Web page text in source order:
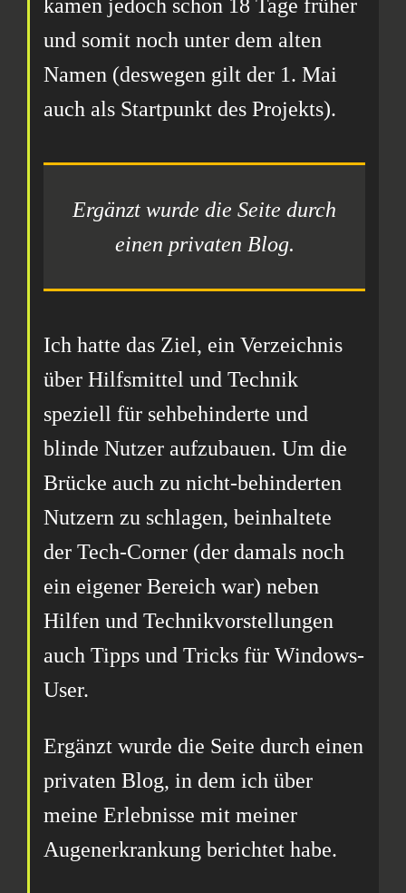
kamen jedoch schon 18 Tage früher
und somit noch unter dem alten
Namen (deswegen gilt der 1. Mai
auch als Startpunkt des Projekts).
Ergänzt wurde die Seite durch
einen privaten Blog.
Ich hatte das Ziel, ein Verzeichnis
über Hilfsmittel und Technik
speziell für sehbehinderte und
blinde Nutzer aufzubauen. Um die
Brücke auch zu nicht-behinderten
Nutzern zu schlagen, beinhaltete
der Tech-Corner (der damals noch
ein eigener Bereich war) neben
Hilfen und Technikvorstellungen
auch Tipps und Tricks für Windows-
User.
Ergänzt wurde die Seite durch einen
privaten Blog, in dem ich über
meine Erlebnisse mit meiner
Augenerkrankung berichtet habe.